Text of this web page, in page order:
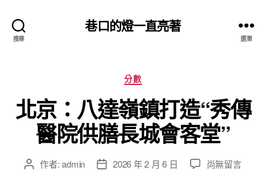
搜尋
巷口的燈一直亮著
選單
分
類
分數
北京：八達嶺鎮打造“秀傳
醫院供膳長城會客堂”
文 作者:admin
文 2026 年 2 月 6 日
在
尚無留言